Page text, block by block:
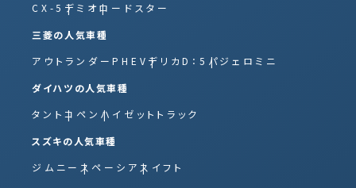
CX-5 デミオロードスター
三菱の人気車種
アウトランダーPHEV デリカD：5 パジェロミニ
ダイハツの人気車種
タントコペン ハイゼットトラック
スズキの人気車種
ジムニー スペーシア スイフト